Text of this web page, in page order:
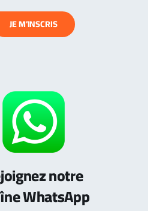
JE M’INSCRIS
notre
WhatsApp